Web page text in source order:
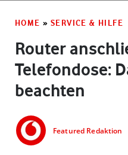
HOME » SERVICE & HILFE
Router
Telefondose:
beachten
Featured Redaktion